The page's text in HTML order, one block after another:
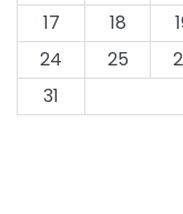
17
18
24
25
31